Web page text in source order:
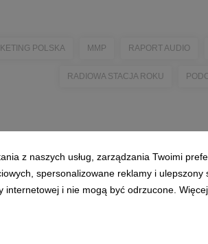
POLSKA MMP RAPORT AUDIO
RADIOWA STACJA ROKU
z naszych usług, zarządzania Twoimi
spersonalizowane reklamy i
i nie mogą być odrzucone.